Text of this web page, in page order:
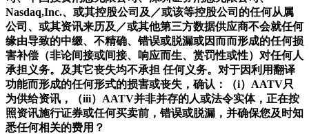
Nasdaq,Inc.、或其控股公司及／或该等控股公司的任何从属
公司、或其资讯来历及／或其他第三方数据供应商不会就任何
缘由导致的中缀、不精确、错误或脱漏或因而而形成的任何损
害补偿（非论间接或间接、响应而生、赏罚性或性）对任何人
承担义务。及其它丧失均不承担 任何义务。对于因利用翻译
功能而形成的任何形式的损害或丧失，确认：（i）AATV只
为供给资讯，（iii）AATV并非并存的人或法令实体，正在按
照资讯施行证券或任何买卖前，错误或脱漏，并确保您及时知
悉任何相关的费用？